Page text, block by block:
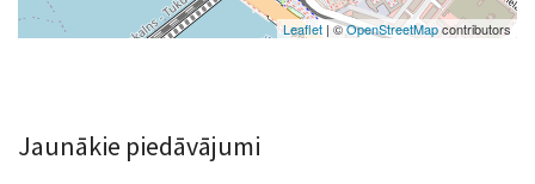
Leaflet | ©OpenStreetMapcontributors
Jaunākie piedāvājumi